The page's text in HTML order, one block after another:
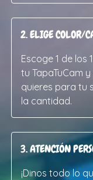
2. ELIGE COLOR/
Escoge 1 de los
tu TapaTuCam
quieres para tu
la cantidad.
3. ATENCIÓN
¡Dinos todo lo